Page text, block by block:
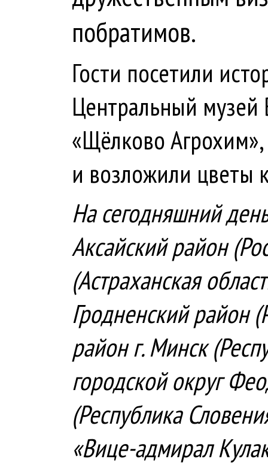
побратимов.
Гости посетили
Центральный
«Щёлково
и возложили цветы
На сегодняшний
Аксайский район
(Астраханская
Гродненский район
район г. Минск
городской округ
(Республика
«Вице-адмирал